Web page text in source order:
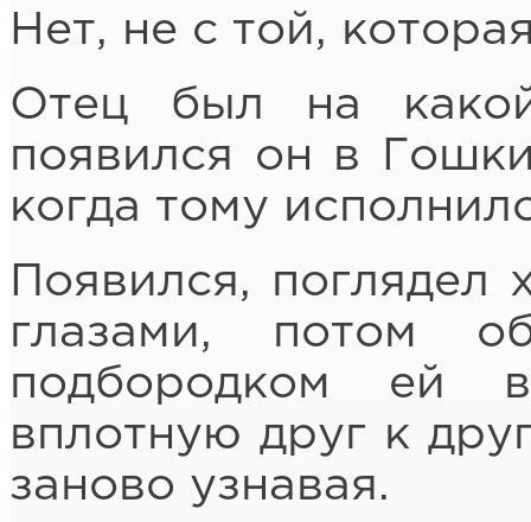
Нет, не с той,
Отец был на
появился он в
когда тому
Появился,
глазами, потом
подбородком ей
вплотную друг к
заново узнавая.